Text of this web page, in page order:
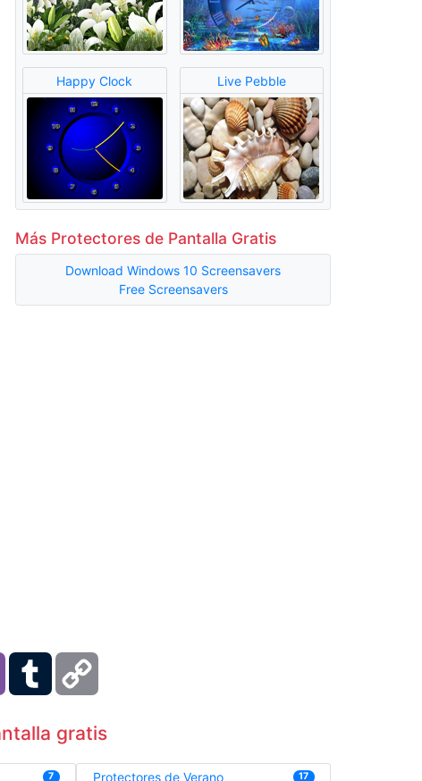
Happy Clock Live Pebble
Más Protectores de Pantalla Gratis
Download Windows 10 Screensavers
Free Screensavers
Viber Tumblr
gratis
7 Protectores de Verano 17